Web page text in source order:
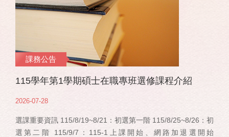
課務公告
115學年第1學期碩士在職專班選修課程介紹
2026-07-28
選課重要資訊 115/8/19~8/21：初選第一階 115/8/25~8/26：初
選第二階 115/9/7：115-1上課開始、網路加退選開始